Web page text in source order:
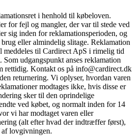
i henhold til købeloven.
for fejl og mangler, der var til stede ved
sig inden for reklamationsperioden, og
eller almindelig slitage. Reklamation
meddeles til Cardirect ApS i rimelig tid
Som udgangspunkt anses reklamation
rettidig. Kontakt os på info@cardirect.dk
returnering. Vi oplyser, hvordan varen
modtages ikke, hvis disse er
sker til den oprindelige
ved købet, og normalt inden for 14
vi har modtaget varen eller
(alt efter hvad der indtræffer først),
af lovgivningen.